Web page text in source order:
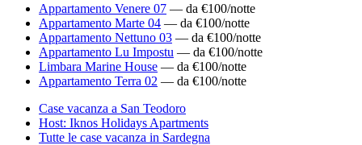
Appartamento Venere 07 — da €100/notte
Appartamento Marte 04 — da €100/notte
Appartamento Nettuno 03 — da €100/notte
Appartamento Lu Impostu — da €100/notte
Limbara Marine House — da €100/notte
Appartamento Terra 02 — da €100/notte
Case vacanza a San Teodoro
Host: Iknos Holidays Apartments
Tutte le case vacanza in Sardegna